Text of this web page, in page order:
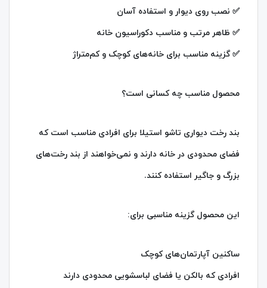
✅ نصب روی دیوار و استفاده آسان
✅ ظاهر مرتب و مناسب دکوراسیون خانه
✅ گزینه مناسب برای خانه‌های کوچک و کم‌متراژ
محصول مناسب چه کسانی است؟
بند رخت دیواری تاشو استیلا برای افرادی مناسب است که
فضای محدودی در خانه دارند و نمی‌خواهند از بند رخت‌های
بزرگ و جاگیر استفاده کنند.
این محصول گزینه مناسبی برای:
ساکنین آپارتمان‌های کوچک
افرادی که بالکن یا فضای لباسشویی محدودی دارند